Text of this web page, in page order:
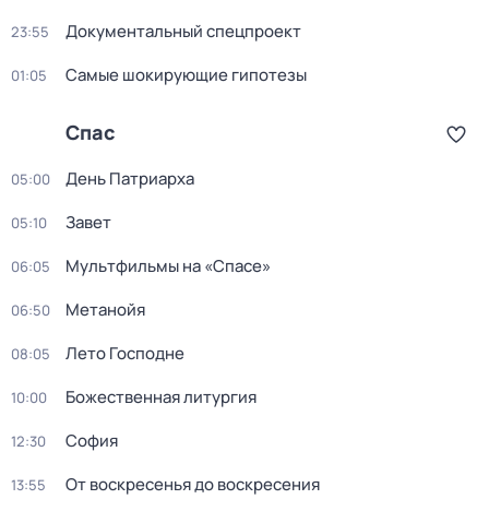
23:55 Документальный спецпроект
01:05 Самые шoкиpующие гипотезы
Спас
05:00 День Патриарха
05:10 Завет
06:05 Мультфильмы на «Спасе»
06:50 Метанойя
08:05 Лето Господне
10:00 Божественная литургия
12:30 София
13:55 От воскресенья до воскресения